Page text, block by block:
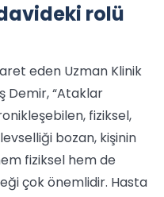
rolü
eden Uzman Klinik
Demir, “Ataklar
fiziksel,
bozan, kişinin
fiziksel hem de
çok önemlidir. Hasta